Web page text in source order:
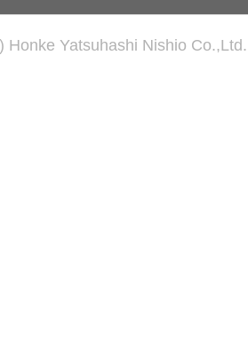
Honke Yatsuhashi Nishio